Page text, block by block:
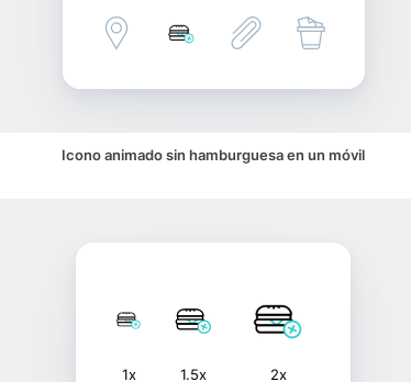
Icono animado sin hamburguesa en un móvil
1x 1.5x 2x